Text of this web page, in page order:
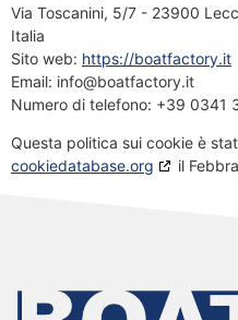
Via Toscanini, 5/7 - 23900
Italia
Sito web: https://boatfactory.it
Email: info@boatfactory.it
Numero di telefono: +39 0341
Questa politica sui cookie è
cookiedatabase.org
il